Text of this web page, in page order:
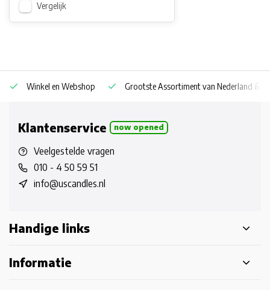
Vergelijk
Winkel en Webshop Grootste Assortiment van Nederland &
Klantenservice now opened
Veelgestelde vragen
010 - 4 50 59 51
info@uscandles.nl
Handige links
Informatie